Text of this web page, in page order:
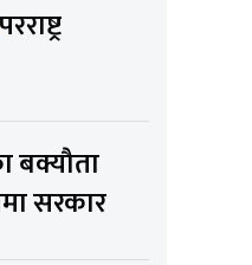
परराष्ट्र
बक्यौता
सरकार